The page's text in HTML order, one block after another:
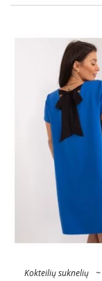
Kokteilių suknelių ~